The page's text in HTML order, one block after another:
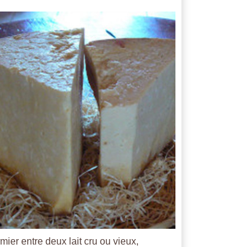
entre deux lait cru ou vieux,